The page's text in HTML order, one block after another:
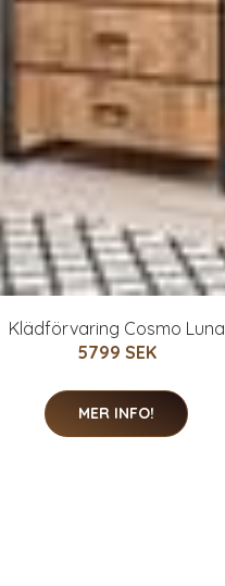
Klädförvaring Cosmo Luna
5799 SEK
MER INFO!